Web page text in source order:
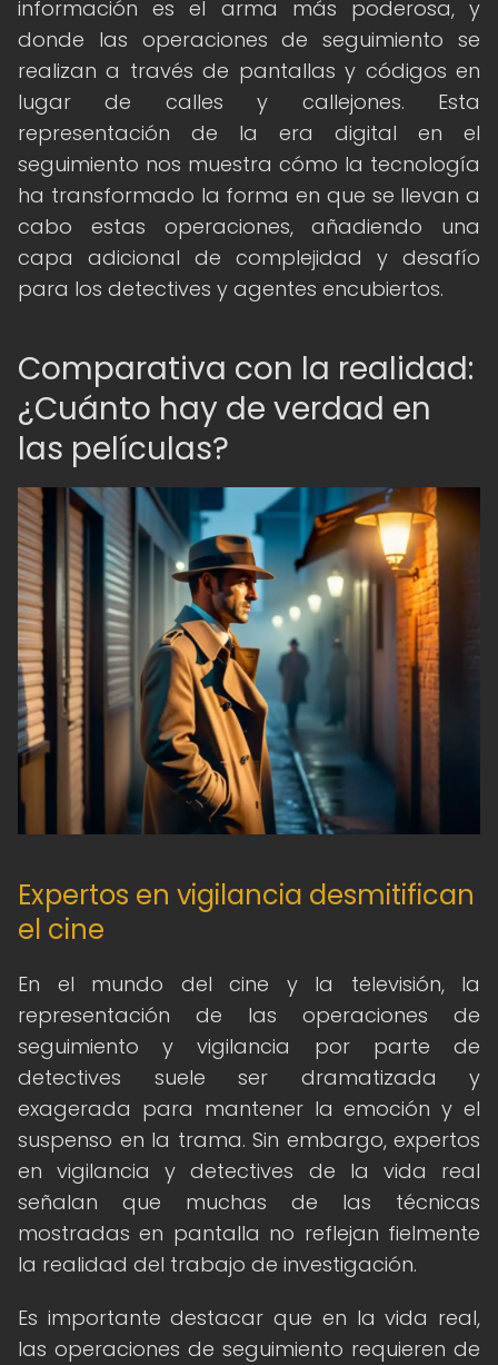
información es el arma más poderosa, y
donde las operaciones de seguimiento se
realizan a través de pantallas y códigos en
lugar de calles y callejones. Esta
representación de la era digital en el
seguimiento nos muestra cómo la tecnología
ha transformado la forma en que se llevan a
cabo estas operaciones, añadiendo una
capa adicional de complejidad y desafío
para los detectives y agentes encubiertos.
Comparativa con la realidad:
¿Cuánto hay de verdad en
las películas?
Expertos en vigilancia desmitifican
el cine
En el mundo del cine y la televisión, la
representación de las operaciones de
seguimiento y vigilancia por parte de
detectives suele ser dramatizada y
exagerada para mantener la emoción y el
suspenso en la trama. Sin embargo, expertos
en vigilancia y detectives de la vida real
señalan que muchas de las técnicas
mostradas en pantalla no reflejan fielmente
la realidad del trabajo de investigación.
Es importante destacar que en la vida real,
las operaciones de seguimiento requieren de